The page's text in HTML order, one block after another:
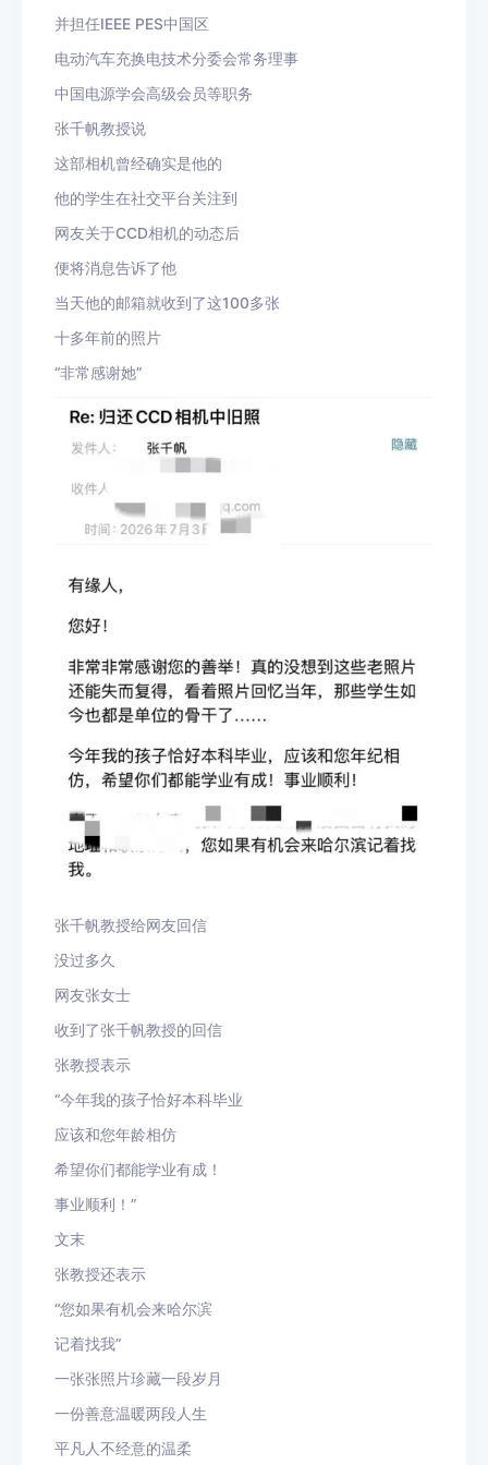
并担任IEEE PES中国区
电动汽车充换电技术分委会常务理事
中国电源学会高级会员等职务
张千帆教授说
这部相机曾经确实是他的
他的学生在社交平台关注到
网友关于CCD相机的动态后
便将消息告诉了他
当天他的邮箱就收到了这100多张
十多年前的照片
“非常感谢她”
张千帆教授给网友回信
没过多久
网友张女士
收到了张千帆教授的回信
张教授表示
“今年我的孩子恰好本科毕业
应该和您年龄相仿
希望你们都能学业有成！
事业顺利！”
文末
张教授还表示
“您如果有机会来哈尔滨
记着找我”
一张张照片珍藏一段岁月
一份善意温暖两段人生
平凡人不经意的温柔